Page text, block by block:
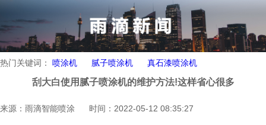
热门关键词： 喷涂机 腻子喷涂机 真石漆喷涂机
刮大白使用腻子喷涂机的维护方法!这样省心很多
来源：雨滴智能喷涂 时间：2022-05-12 08:35:27